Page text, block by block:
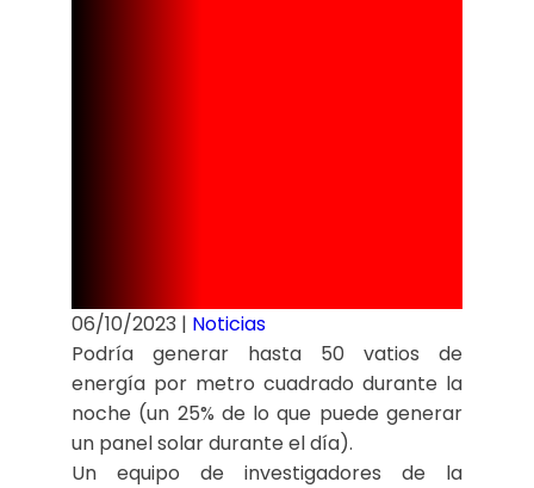
06/10/2023 | Noticias
Podría generar hasta 50 vatios de
energía por metro cuadrado durante la
noche (un 25% de lo que puede generar
un panel solar durante el día).
Un equipo de investigadores de la